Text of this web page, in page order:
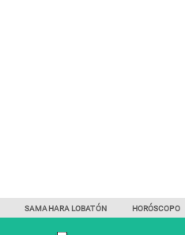
SAMAHARA LOBATÓN HORÓSCOPO